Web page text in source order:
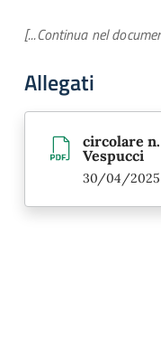
[...Continua nel
Allegati
circolare
Vespucci
30/04/2025